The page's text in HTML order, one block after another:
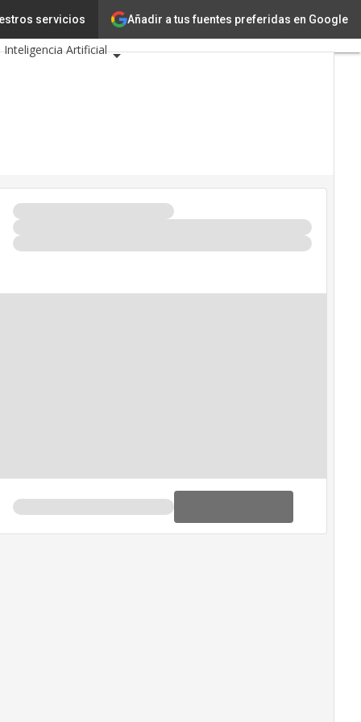
Añadir a tus fuentes preferidas en Google
servicios
Innovación
Inteligencia Artificial